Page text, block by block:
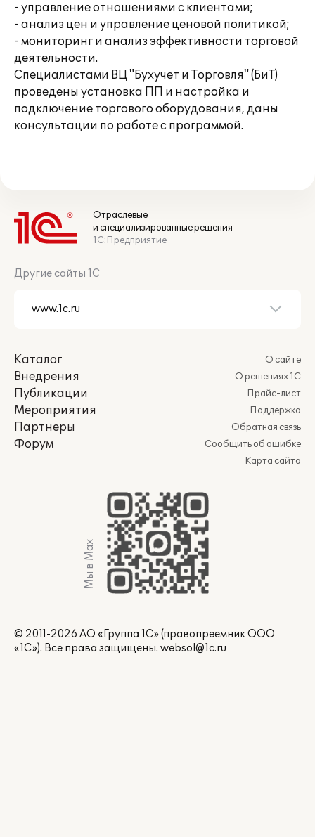
- управление отношениями с клиентами;
- анализ цен и управление ценовой политикой;
- мониторинг и анализ эффективности торговой
деятельности.
Специалистами ВЦ "Бухучет и Торговля" (БиТ)
проведены установка ПП и настройка и
подключение торгового оборудования, даны
консультации по работе с программой.
Отраслевые
и специализированные решения
1С:Предприятие
Другие сайты 1С
Каталог
Внедрения
Публикации
Мероприятия
Партнеры
Форум
О сайте
О решениях 1С
Прайс-лист
Поддержка
Обратная связь
Сообщить об ошибке
Карта сайта
Мы в Max
© 2011-2026 АО «Группа 1С» (правопреемник ООО
«1С»). Все права защищены. websol@1c.ru